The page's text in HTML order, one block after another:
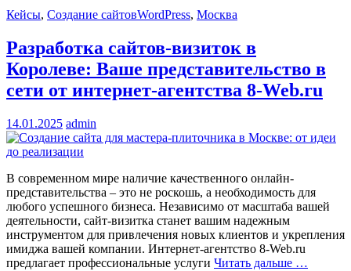
Кейсы, Создание сайтовWordPress, Москва
Разработка сайтов-визиток в
Королеве: Ваше представительство в
сети от интернет-агентства 8-Web.ru
14.01.2025 admin
В современном мире наличие качественного онлайн-
представительства – это не роскошь, а необходимость для
любого успешного бизнеса. Независимо от масштаба вашей
деятельности, сайт-визитка станет вашим надежным
инструментом для привлечения новых клиентов и укрепления
имиджа вашей компании. Интернет-агентство 8-Web.ru
предлагает профессиональные услуги Читать дальше …